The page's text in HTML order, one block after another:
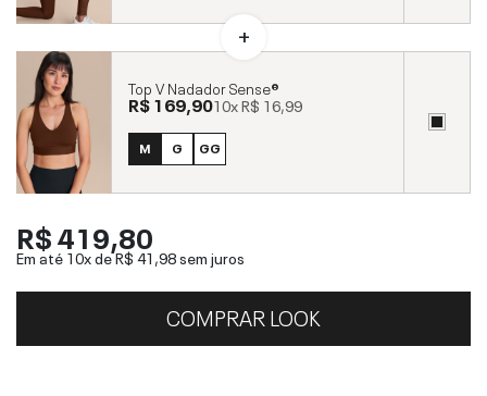
Top V Nadador Sense®
R$ 169,9010xR$ 16,99
M G GG
R$ 419,80
Em até 10x deR$ 41,98sem juros
COMPRAR LOOK